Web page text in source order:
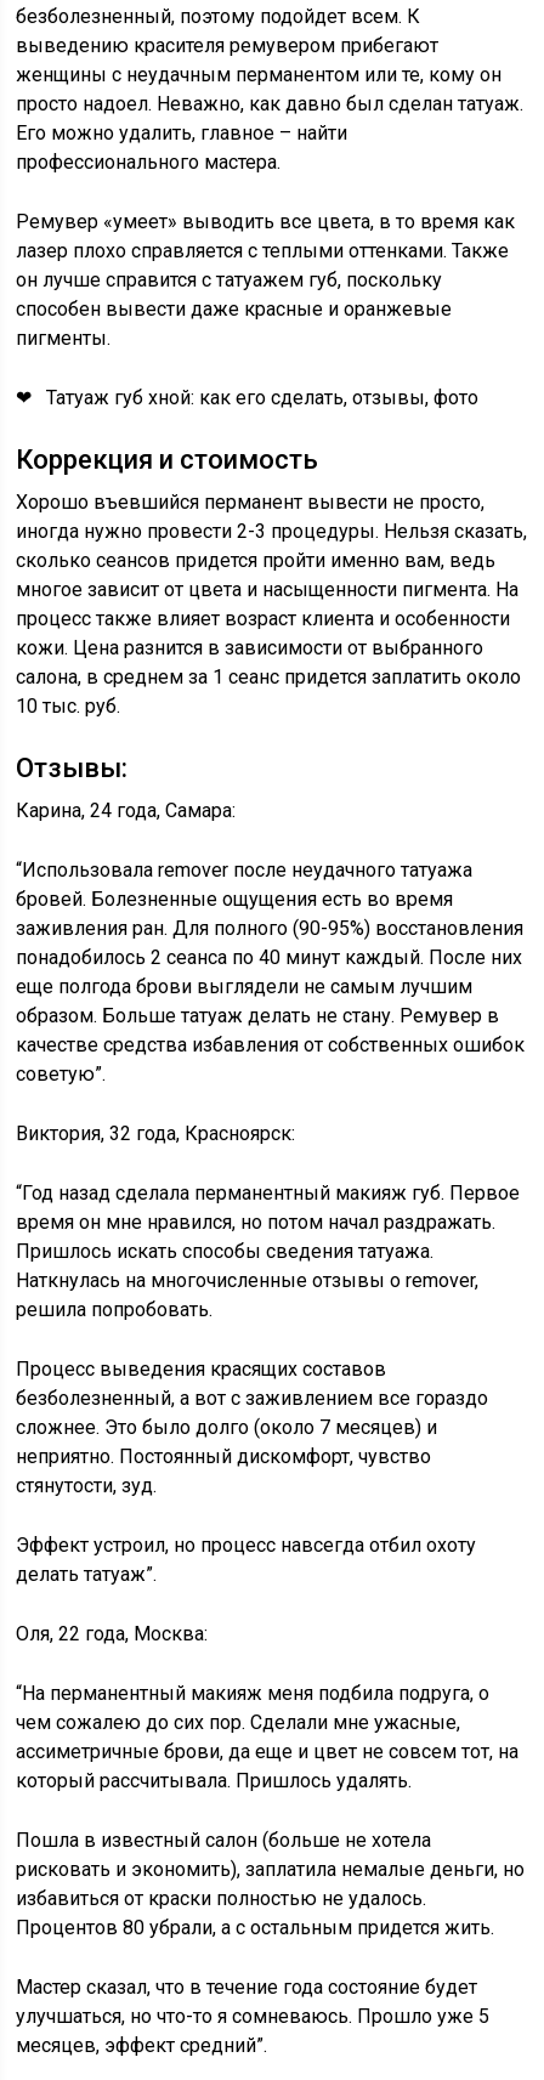
безболезненный, поэтому подойдет всем. К
выведению красителя ремувером прибегают
женщины с неудачным перманентом или те, кому он
просто надоел. Неважно, как давно был сделан татуаж.
Его можно удалить, главное – найти
профессионального мастера.
Ремувер «умеет» выводить все цвета, в то время как
лазер плохо справляется с теплыми оттенками. Также
он лучше справится с татуажем губ, поскольку
способен вывести даже красные и оранжевые
пигменты.
❤ Татуаж губ хной: как его сделать, отзывы, фото
Коррекция и стоимость
Хорошо въевшийся перманент вывести не просто,
иногда нужно провести 2-3 процедуры. Нельзя сказать,
сколько сеансов придется пройти именно вам, ведь
многое зависит от цвета и насыщенности пигмента. На
процесс также влияет возраст клиента и особенности
кожи. Цена разнится в зависимости от выбранного
салона, в среднем за 1 сеанс придется заплатить около
10 тыс. руб.
Отзывы:
Карина, 24 года, Самара:
“Использовала remover после неудачного татуажа
бровей. Болезненные ощущения есть во время
заживления ран. Для полного (90-95%) восстановления
понадобилось 2 сеанса по 40 минут каждый. После них
еще полгода брови выглядели не самым лучшим
образом. Больше татуаж делать не стану. Ремувер в
качестве средства избавления от собственных ошибок
советую”.
Виктория, 32 года, Красноярск:
“Год назад сделала перманентный макияж губ. Первое
время он мне нравился, но потом начал раздражать.
Пришлось искать способы сведения татуажа.
Наткнулась на многочисленные отзывы о remover,
решила попробовать.
Процесс выведения красящих составов
безболезненный, а вот с заживлением все гораздо
сложнее. Это было долго (около 7 месяцев) и
неприятно. Постоянный дискомфорт, чувство
стянутости, зуд.
Эффект устроил, но процесс навсегда отбил охоту
делать татуаж”.
Оля, 22 года, Москва:
“На перманентный макияж меня подбила подруга, о
чем сожалею до сих пор. Сделали мне ужасные,
ассиметричные брови, да еще и цвет не совсем тот, на
который рассчитывала. Пришлось удалять.
Пошла в известный салон (больше не хотела
рисковать и экономить), заплатила немалые деньги, но
избавиться от краски полностью не удалось.
Процентов 80 убрали, а с остальным придется жить.
Мастер сказал, что в течение года состояние будет
улучшаться, но что-то я сомневаюсь. Прошло уже 5
месяцев, эффект средний”.